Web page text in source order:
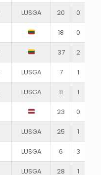
LUSGA 20 0
18 0
37 2
LUSGA 7 1
LUSGA 11 1
23 0
LUSGA 25 1
LUSGA 6 3
LUSGA 28 1